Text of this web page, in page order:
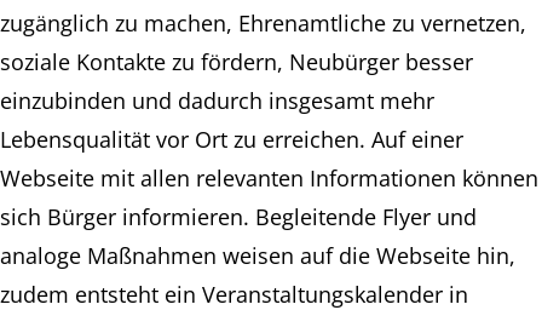
zugänglich zu machen, Ehrenamtliche zu vernetzen,
soziale Kontakte zu fördern, Neubürger besser
einzubinden und dadurch insgesamt mehr
Lebensqualität vor Ort zu erreichen. Auf einer
Webseite mit allen relevanten Informationen können
sich Bürger informieren. Begleitende Flyer und
analoge Maßnahmen weisen auf die Webseite hin,
zudem entsteht ein Veranstaltungskalender in